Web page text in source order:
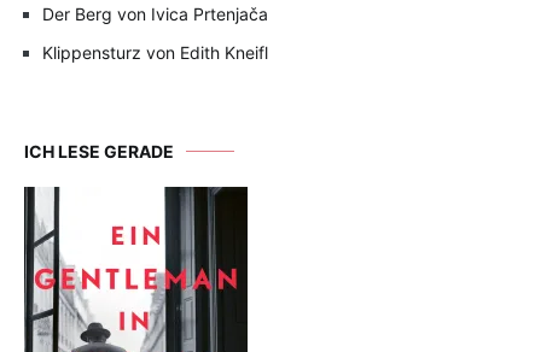
Der Berg von Ivica Prtenjača
Klippensturz von Edith Kneifl
ICH LESE GERADE